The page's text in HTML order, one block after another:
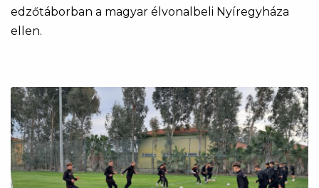
edzőtáborban a magyar élvonalbeli Nyíregyháza
ellen.